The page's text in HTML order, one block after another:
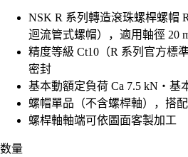
NSK R 系列轉造滾珠螺桿螺帽
迴流管式螺帽），適用軸徑 20
精度等級 Ct10（R 系列官方標
密封
基本動額定負荷 Ca 7.5 kN・基
螺帽單品（不含螺桿軸），搭
螺桿軸軸端可依圖面客製加工
数量